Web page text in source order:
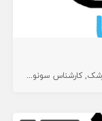
کارشناس سونوگرافی